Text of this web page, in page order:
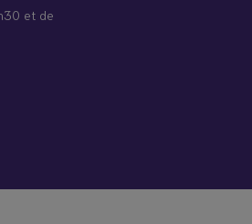
aidants
et de